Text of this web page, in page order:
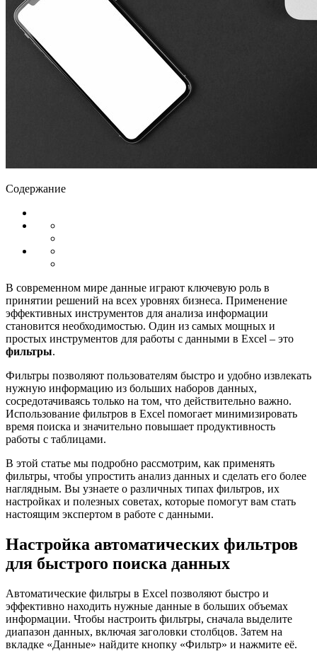
Содержание
В современном мире данные играют ключевую роль в
принятии решений на всех уровнях бизнеса. Применение
эффективных инструментов для анализа информации
становится необходимостью. Один из самых мощных и
простых инструментов для работы с данными в Excel – это
фильтры.
Фильтры позволяют пользователям быстро и удобно извлекать
нужную информацию из больших наборов данных,
сосредотачиваясь только на том, что действительно важно.
Использование фильтров в Excel помогает минимизировать
время поиска и значительно повышает продуктивность
работы с таблицами.
В этой статье мы подробно рассмотрим, как применять
фильтры, чтобы упростить анализ данных и сделать его более
наглядным. Вы узнаете о различных типах фильтров, их
настройках и полезных советах, которые помогут вам стать
настоящим экспертом в работе с данными.
Настройка автоматических фильтров
для быстрого поиска данных
Автоматические фильтры в Excel позволяют быстро и
эффективно находить нужные данные в больших объемах
информации. Чтобы настроить фильтры, сначала выделите
диапазон данных, включая заголовки столбцов. Затем на
вкладке «Данные» найдите кнопку «Фильтр» и нажмите её.